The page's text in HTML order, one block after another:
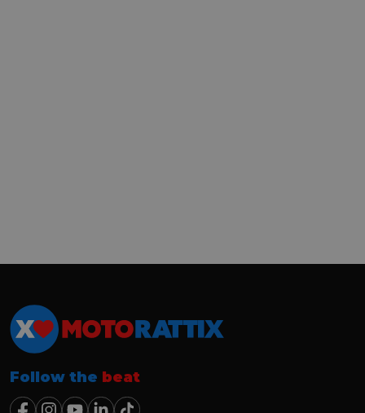
Follow the beat